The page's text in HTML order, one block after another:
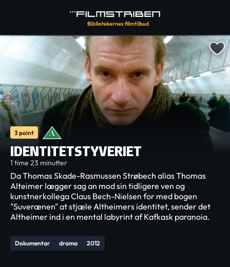
3 point
IDENTITETSTYVERIET
1 time 23 minutter
Dokumentar drama 2012
Da Thomas Skade-Rasmussen Strøbech alias Thomas
Alteimer lægger sag an mod sin tidligere ven og
kunstnerkollega Claus Bech-Nielsen for med bogen
"Suverænen" at stjæle Altheimers identitet, sender det
Altheimer ind i en mental labyrint af Kafkask paranoia.